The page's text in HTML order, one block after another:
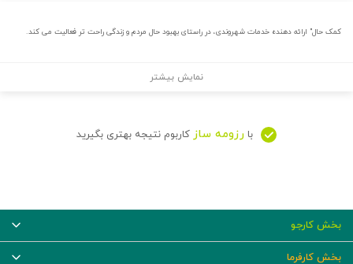
کمک حال" ارائه دهنده خدمات شهروندی، در راستای بهبود حال مردم و زندگی راحت تر فعالیت می کند.
نمایش بیشتر
با رزومه ساز کاربوم نتیجه بهتری بگیرید
بخش کارجو
بخش کارفرما